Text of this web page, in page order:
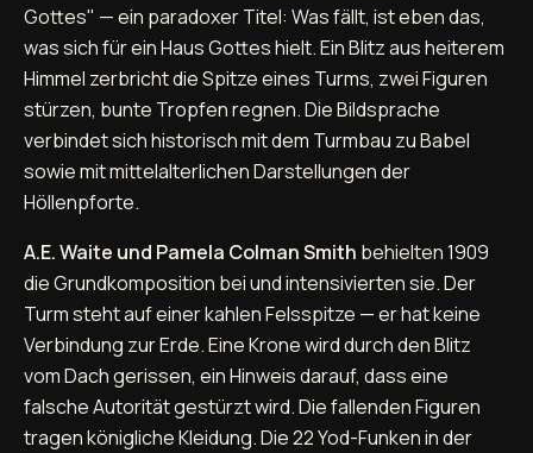
Gottes" — ein paradoxer Titel: Was fällt, ist eben das,
was sich für ein Haus Gottes hielt. Ein Blitz aus heiterem
Himmel zerbricht die Spitze eines Turms, zwei Figuren
stürzen, bunte Tropfen regnen. Die Bildsprache
verbindet sich historisch mit dem Turmbau zu Babel
sowie mit mittelalterlichen Darstellungen der
Höllenpforte.
A.E. Waite und Pamela Colman Smith behielten 1909
die Grundkomposition bei und intensivierten sie. Der
Turm steht auf einer kahlen Felsspitze — er hat keine
Verbindung zur Erde. Eine Krone wird durch den Blitz
vom Dach gerissen, ein Hinweis darauf, dass eine
falsche Autorität gestürzt wird. Die fallenden Figuren
tragen königliche Kleidung. Die 22 Yod-Funken in der